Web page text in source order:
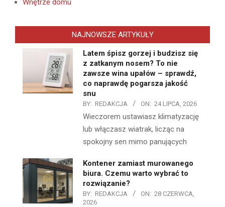
Wnętrze domu
NAJNOWSZE ARTYKUŁY
Latem śpisz gorzej i budzisz się
z zatkanym nosem? To nie
zawsze wina upałów – sprawdź,
co naprawdę pogarsza jakość
snu
BY: REDAKCJA ON: 24 LIPCA, 2026
Wieczorem ustawiasz klimatyzację
lub włączasz wiatrak, licząc na
spokojny sen mimo panujących
Kontener zamiast murowanego
biura. Czemu warto wybrać to
rozwiązanie?
BY: REDAKCJA ON: 28 CZERWCA,
2026